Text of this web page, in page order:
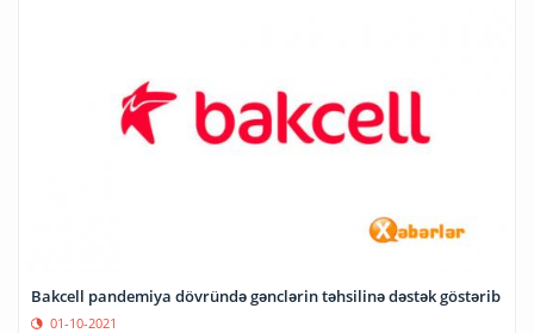
Bakcell pandemiya dövründə gənclərin təhsilinə dəstək göstərib
01-10-2021